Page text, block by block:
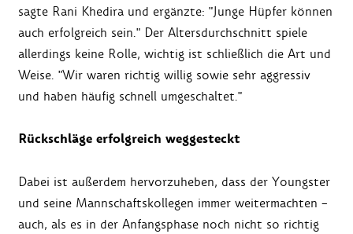
sagte Rani Khedira und ergänzte: "Junge Hüpfer können
auch erfolgreich sein." Der Altersdurchschnitt spiele
allerdings keine Rolle, wichtig ist schließlich die Art und
Weise. "Wir waren richtig willig sowie sehr aggressiv
und haben häufig schnell umgeschaltet."
Rückschläge erfolgreich weggesteckt
Dabei ist außerdem hervorzuheben, dass der Youngster
und seine Mannschaftskollegen immer weitermachten –
auch, als es in der Anfangsphase noch nicht so richtig